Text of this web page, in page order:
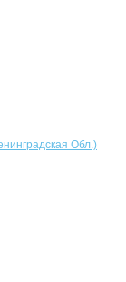
Обл.)